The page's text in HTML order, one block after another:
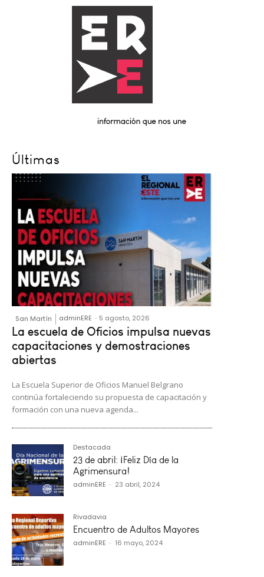
Últimas
San Martín adminERE - 5 agosto, 2026
La escuela de Oficios impulsa nuevas
capacitaciones y demostraciones
abiertas
La Escuela Superior de Oficios Manuel Belgrano
continúa fortaleciendo su propuesta de capacitación y
formación con una nueva agenda...
Destacada
23 de abril: ¡Feliz Día de la
Agrimensura!
adminERE - 23 abril, 2024
Rivadavia
Encuentro de Adultos Mayores
adminERE - 16 mayo, 2024